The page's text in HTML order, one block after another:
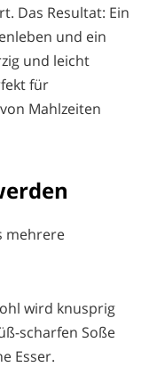
Das Resultat: Ein
und ein
und leicht
für
Mahlzeiten
mehrere
wird knusprig
scharfen Soße
Esser.